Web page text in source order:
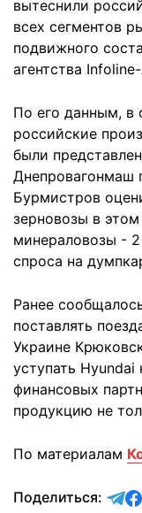
вытеснили
всех сегментов
подвижного
агентства
По его данным, в
российские
были
Днепровагонмаш
Бурмистров
зерновозы в
минераловозы -
спроса на
Ранее
поставлять
Украине
уступать
финансовых
продукцию не
По материалам
Поделиться: